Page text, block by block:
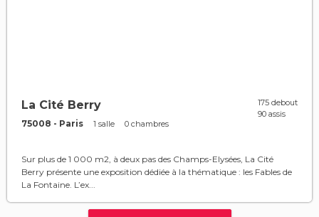
La Cité Berry
75008 - Paris 1 salle 0 chambres
175 debout
90 assis
Sur plus de 1 000 m2, à deux pas des Champs-Elysées, La Cité
Berry présente une exposition dédiée à la thématique : les Fables de
La Fontaine. L’ex...